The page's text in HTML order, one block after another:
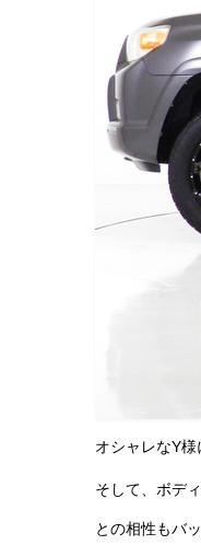
オシャレなY
そして、ボデ
との相性もバ